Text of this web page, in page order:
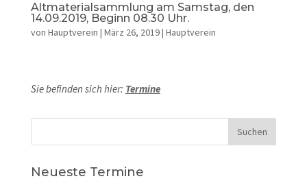
Altmaterialsammlung am Samstag, den
14.09.2019, Beginn 08.30 Uhr.
von Hauptverein | März 26, 2019| Hauptverein
Sie befinden sich hier: Termine
Neueste Termine